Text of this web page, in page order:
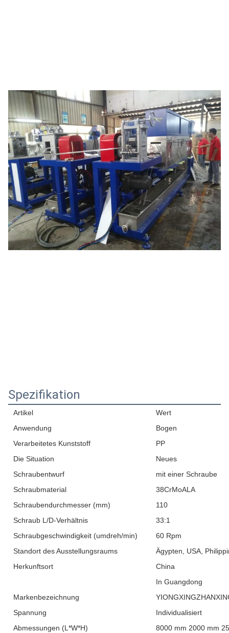
Spezifikation
Artikel
Wert
Anwendung
Bogen
Verarbeitetes Kunststoff
PP
Die Situation
Neues
Schraubentwurf
mit einer Schraube
Schraubmaterial
38CrMoALA
Schraubendurchmesser (mm)
110
Schraub L/D-Verhältnis
33:1
Schraubgeschwindigkeit (umdreh/min)
60 Rpm
Standort des Ausstellungsraums
Ägypten, USA,
Herkunftsort
China
In Guangdong
Markenbezeichnung
Spannung
Individualisiert
Abmessungen (L*W*H)
8000 mm 2000 mm